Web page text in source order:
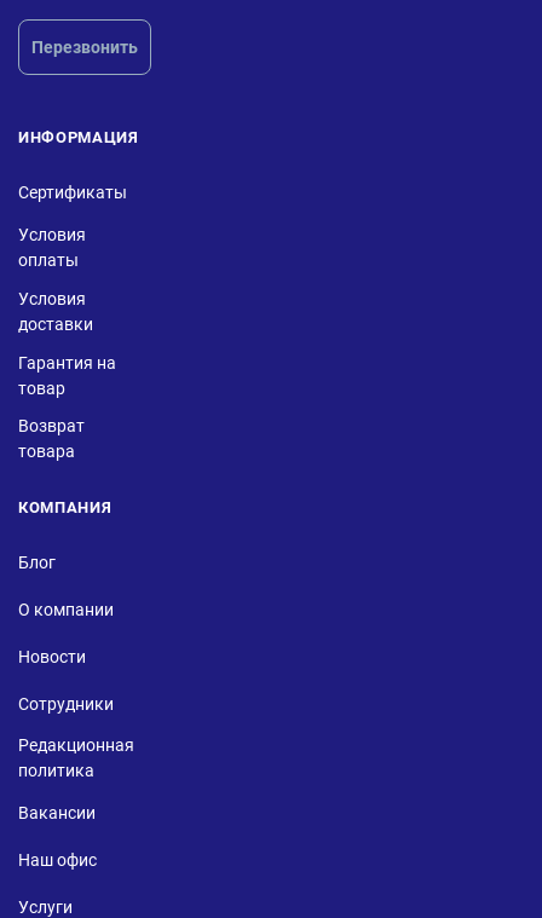
Перезвонить
ИНФОРМАЦИЯ
Сертификаты
Условия
оплаты
Условия
доставки
Гарантия на
товар
Возврат
товара
КОМПАНИЯ
Блог
О компании
Новости
Сотрудники
Редакционная
политика
Вакансии
Наш офис
Услуги